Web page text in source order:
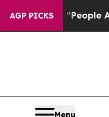
AGP PICKS
Win: “People Are
Menu